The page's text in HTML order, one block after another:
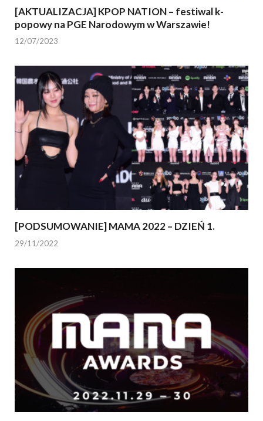
[AKTUALIZACJA] KPOP NATION – festiwal k-
popowy na PGE Narodowym w Warszawie!
12/07/2023
[PODSUMOWANIE] MAMA 2022 – DZIEŃ 1.
29/11/2022